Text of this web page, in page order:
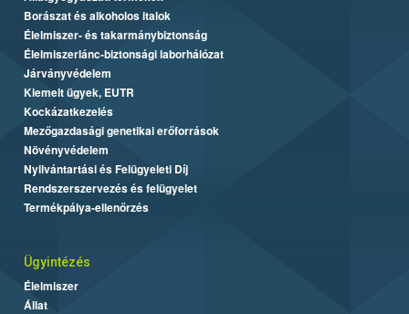
Borászat és alkoholos italok
Élelmiszer- és takarmánybiztonság
Élelmiszerlánc-biztonsági laborhálózat
Járványvédelem
Kiemelt ügyek, EUTR
Kockázatkezelés
Mezőgazdasági genetikai erőforrások
Növényvédelem
Nyilvántartási és Felügyeleti Díj
Rendszerszervezés és felügyelet
Termékpálya-ellenőrzés
Ügyintézés
Élelmiszer
Állat